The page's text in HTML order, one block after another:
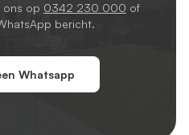
ons op 0342 230 000 of
bericht.
Whatsapp